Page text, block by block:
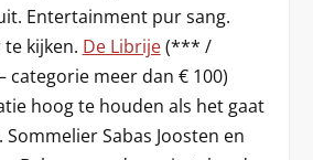
Entertainment pur sang.
kijken. De Librije(*** /
categorie meer dan € 100)
hoog te houden als het gaat
Sabas Joosten en